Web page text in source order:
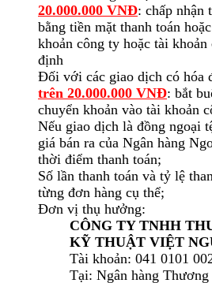
20.000.000 VNĐ: chấp nhận
bằng tiền mặt thanh toán
khoản công ty hoặc tài
định
Đối với các giao dịch có hóa
trên 20.000.000 VNĐ: bắt
chuyển khoản vào tài khoản
Nếu giao dịch là đồng ngoại
giá bán ra của Ngân hàng
thời điểm thanh toán;
Số lần thanh toán và tỷ lệ
từng đơn hàng cụ thể;
Đơn vị thụ hưởng:
CÔNG TY TNHH
KỸ THUẬT VIỆT
Tài khoản: 041 0101
Tại: Ngân hàng